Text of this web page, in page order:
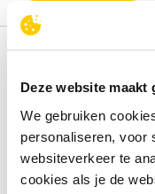
Deze website maakt
We gebruiken
personaliseren, voor
websiteverkeer te
cookies als je de